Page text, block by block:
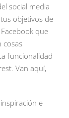
social media
objetivos de
que
cosas
funcionalidad
Van aquí,
e